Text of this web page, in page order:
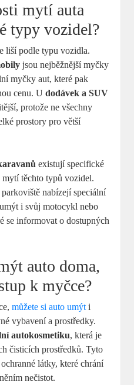
mytí auta⁣
typy vozidel?
liší podle typu vozidla.
jsou nejběžnější myčky
⁢myčky⁤ aut, ‌které ⁢pak
cenu. Udodávek a SUV
‌protože ne všechny
prostory pro větší
existují specifické
mytí těchto typů vozidel.
nabízejí speciální
⁤i svůj ‍motocykl nebo
se informovat o dostupných‌
auto doma,
k​ myčce?
můžete si auto umýt i
vybavení a prostředky.
autokosmetiku, která je
čisticích prostředků. Tyto
látky, které chrání
nečistot.